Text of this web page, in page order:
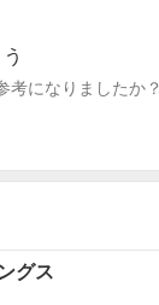
考になりましたか？
グス